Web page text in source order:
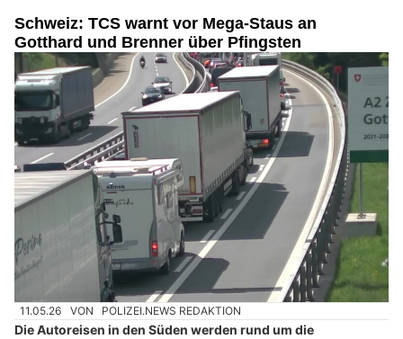
Schweiz: TCS warnt vor Mega-Staus an
Gotthard und Brenner über Pfingsten
11.05.26 VON POLIZEI.NEWS REDAKTION
Die Autoreisen in den Süden werden rund um die